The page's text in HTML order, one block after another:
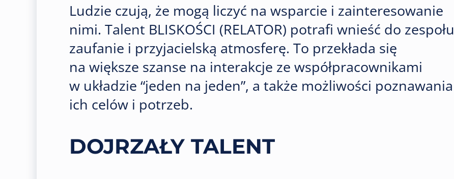
Ludzie czują, że mogą liczyć na wsparcie i zainteresowanie
nimi. Talent BLISKOŚCI (RELATOR) potrafi wnieść do zespołu
zaufanie i przyjacielską atmosferę. To przekłada się
na większe szanse na interakcje ze współpracownikami
w układzie “jeden na jeden”, a także możliwości poznawania
ich celów i potrzeb.
DOJRZAŁY TALENT